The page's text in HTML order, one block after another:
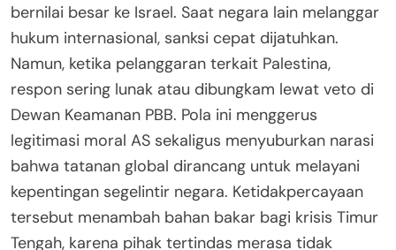
bernilai besar ke Israel. Saat negara lain melanggar
hukum internasional, sanksi cepat dijatuhkan.
Namun, ketika pelanggaran terkait Palestina,
respon sering lunak atau dibungkam lewat veto di
Dewan Keamanan PBB. Pola ini menggerus
legitimasi moral AS sekaligus menyuburkan narasi
bahwa tatanan global dirancang untuk melayani
kepentingan segelintir negara. Ketidakpercayaan
tersebut menambah bahan bakar bagi krisis Timur
Tengah, karena pihak tertindas merasa tidak